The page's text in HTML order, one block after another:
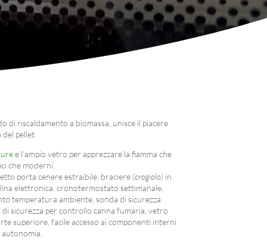
di riscaldamento a biomassa, unisce il piacere
del pellet.
e l’ampio vetro per apprezzare la fiamma che
che moderni.
porta cenere estraibile, braciere (crogiolo) in
elettronica, cronotermostato settimanale,
temperatura ambiente, sonda di sicurezza
sicurezza per controllo canna fumaria, vetro
superiore, facile accesso ai componenti interni
autonomia.